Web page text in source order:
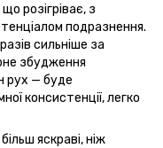
розігріває, з
подразнення.
сильніше за
збудження
рух — буде
консистенції, легко
яскраві, ніж